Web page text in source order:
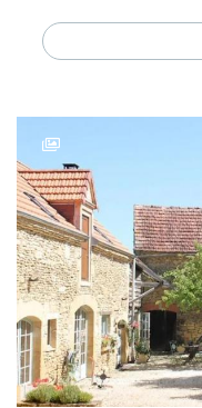
emmène!